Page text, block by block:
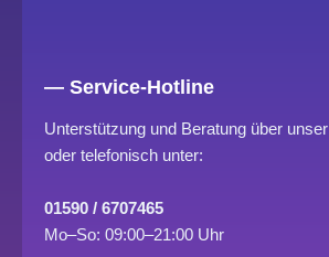
— Service-Hotline
Unterstützung und Beratung über unser
oder telefonisch unter:
01590 / 6707465
Mo–So: 09:00–21:00 Uhr